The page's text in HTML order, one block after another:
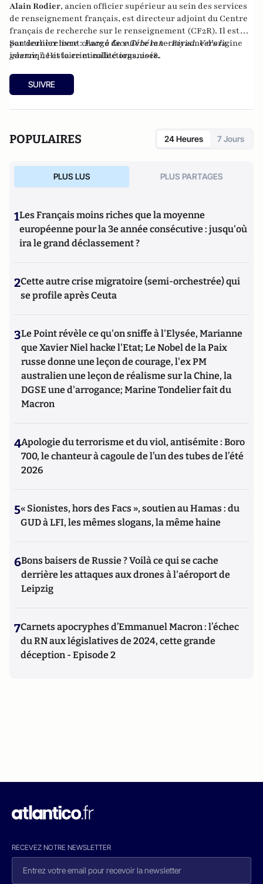
Alain Rodier, ancien officier supérieur au sein des services
de renseignement français, est directeur adjoint du Centre
français de recherche sur le renseignement (CF2R). Il est
particulièrement chargé de suivre le terrorisme d’origine
islamique et la criminalité organisée.
Son dernier livre :Face à face Téhéran - Riyad. Vers la
guerre ?, Histoire et collections, 2018.
SUIVRE
POPULAIRES 24 Heures 7 Jours
PLUS LUS PLUS PARTAGES
1Les Français moins riches que la moyenne
européenne pour la 3e année consécutive : jusqu'où
ira le grand déclassement ?
2Cette autre crise migratoire (semi-orchestrée) qui
se profile après Ceuta
3Le Point révèle ce qu'on sniffe à l'Elysée, Marianne
que Xavier Niel hacke l'Etat; Le Nobel de la Paix
russe donne une leçon de courage, l'ex PM
australien une leçon de réalisme sur la Chine, la
DGSE une d'arrogance; Marine Tondelier fait du
Macron
4Apologie du terrorisme et du viol, antisémite : Boro
700, le chanteur à cagoule de l’un des tubes de l’été
2026
5« Sionistes, hors des Facs », soutien au Hamas : du
GUD à LFI, les mêmes slogans, la même haine
6Bons baisers de Russie ? Voilà ce qui se cache
derrière les attaques aux drones à l'aéroport de
Leipzig
7Carnets apocryphes d’Emmanuel Macron : l’échec
du RN aux législatives de 2024, cette grande
déception - Episode 2
RECEVEZ NOTRE NEWSLETTER